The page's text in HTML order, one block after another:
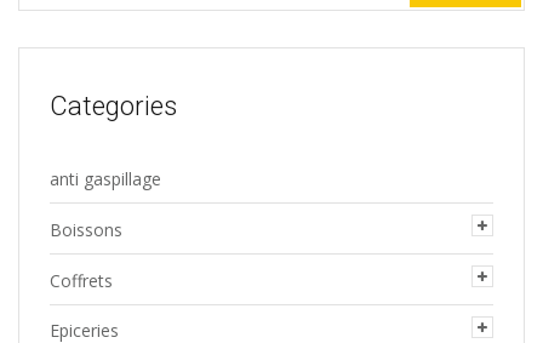
pour :
Categories
anti gaspillage
Boissons
Coffrets
Epiceries